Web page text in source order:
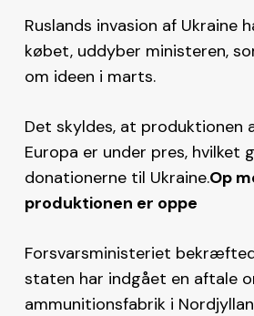
Ruslands invasion af Ukraine
købet, uddyber ministeren,
om ideen i marts.
Det skyldes, at produktionen
Europa er under pres, hvilket
donationerne til Ukraine.Op
produktionen er oppe
Forsvarsministeriet
staten har indgået en aftale
ammunitionsfabrik i